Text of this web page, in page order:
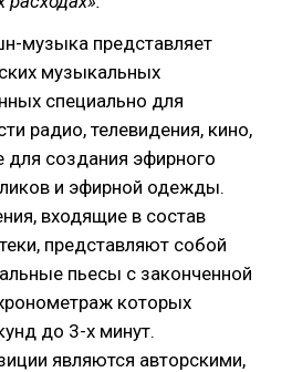
музыка представляет
музыкальных
специально для
радио, телевидения, кино,
для создания эфирного
и эфирной одежды.
входящие в состав
представляют собой
пьесы с законченной
которых
до 3-х минут.
являются авторскими,